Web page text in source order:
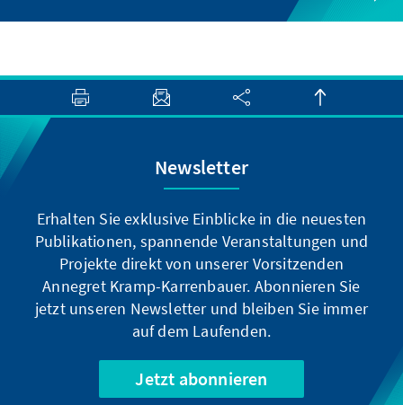
Newsletter
Erhalten Sie exklusive Einblicke in die neuesten
Publikationen, spannende Veranstaltungen und
Projekte direkt von unserer Vorsitzenden
Annegret Kramp-Karrenbauer. Abonnieren Sie
jetzt unseren Newsletter und bleiben Sie immer
auf dem Laufenden.
Jetzt abonnieren